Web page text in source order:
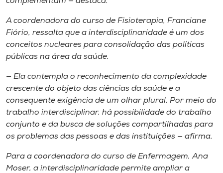
A coordenadora do curso de Fisioterapia, Franciane
Fiório, ressalta que a interdisciplinaridade é um dos
conceitos nucleares para consolidação das políticas
públicas na área da saúde.
— Ela contempla o reconhecimento da complexidade
crescente do objeto das ciências da saúde e a
consequente exigência de um olhar plural. Por meio do
trabalho interdisciplinar, há possibilidade do trabalho
conjunto e da busca de soluções compartilhadas para
os problemas das pessoas e das instituições — afirma.
Para a coordenadora do curso de Enfermagem, Ana
Moser, a interdisciplinaridade permite ampliar a